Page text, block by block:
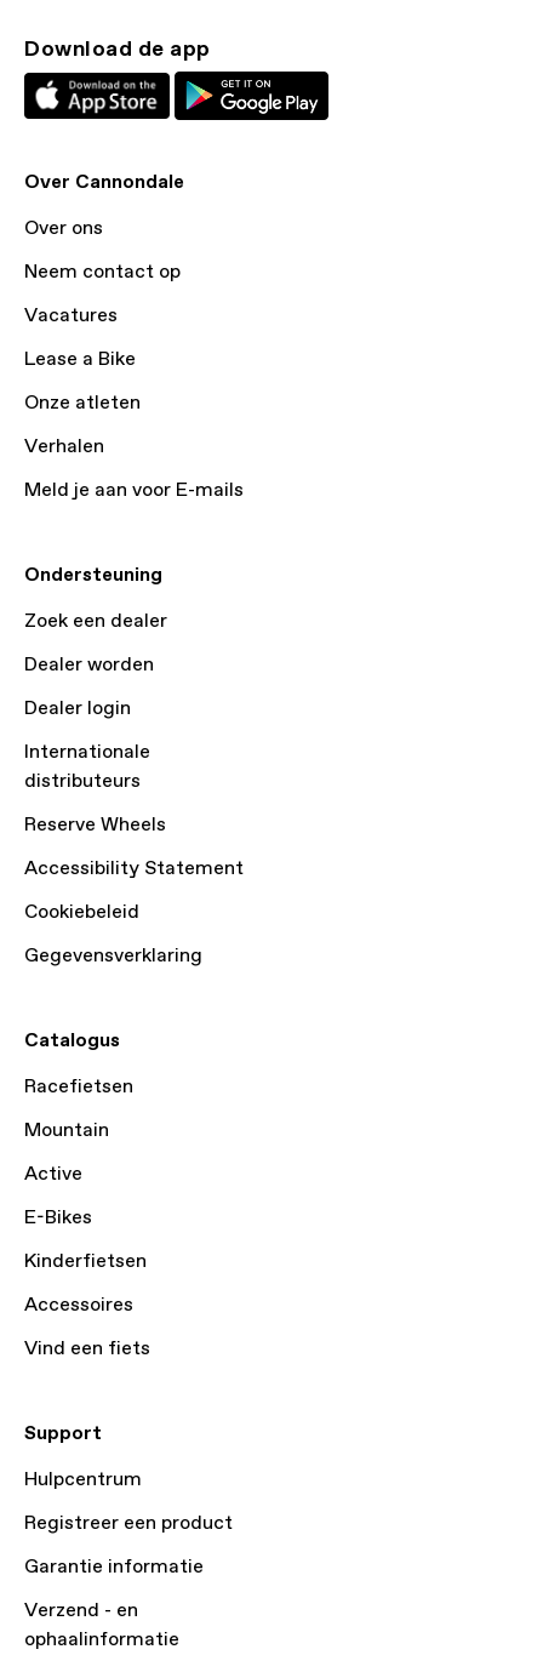
Download de app
Over Cannondale
Over ons
Neem contact op
Vacatures
Lease a Bike
Onze atleten
Verhalen
Meld je aan voor E-mails
Ondersteuning
Zoek een dealer
Dealer worden
Dealer login
Internationale
distributeurs
Reserve Wheels
Accessibility Statement
Cookiebeleid
Gegevensverklaring
Catalogus
Racefietsen
Mountain
Active
E-Bikes
Kinderfietsen
Accessoires
Vind een fiets
Support
Hulpcentrum
Registreer een product
Garantie informatie
Verzend - en
ophaalinformatie